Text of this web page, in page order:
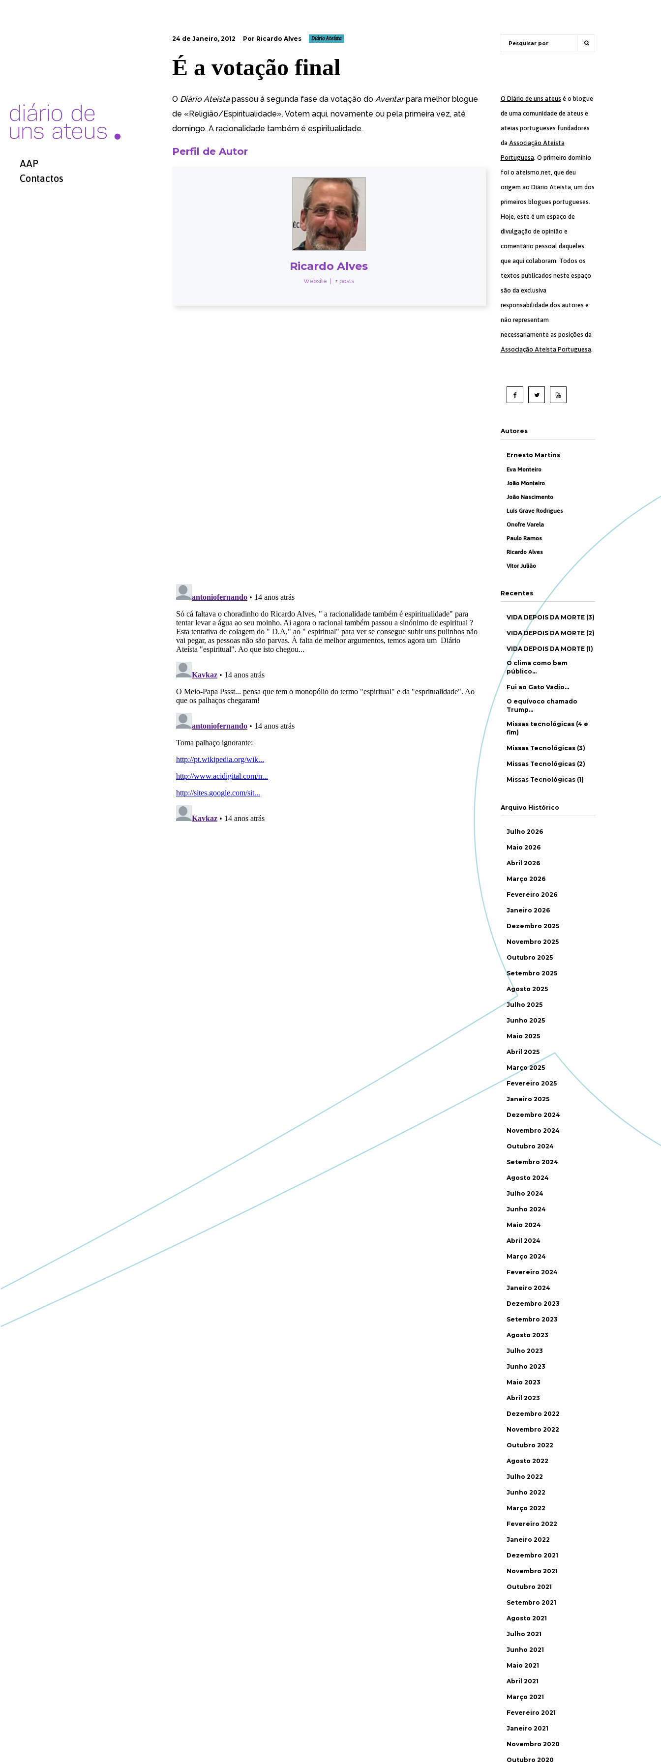
AAP
Contactos
24 de Janeiro, 2012 Por Ricardo Alves Diário Ateísta
É a votação final
O Diário Ateístapassou à segunda fase da votação do Aventarpara melhor blogue
de «Religião/Espiritualidade».Votem aqui, novamente ou pela primeira vez, até
domingo. A racionalidade também é espiritualidade.
Perfil de Autor
Ricardo Alves
Website + posts
O Diário de uns ateus é o blogue
de uma comunidade de ateus e
ateias portugueses fundadores
da Associação Ateísta
Portuguesa. O primeiro domínio
foi o ateismo.net, que deu
origem ao Diário Ateísta, um dos
primeiros blogues portugueses.
Hoje, este é um espaço de
divulgação de opinião e
comentário pessoal daqueles
que aqui colaboram. Todos os
textos publicados neste espaço
são da exclusiva
responsabilidade dos autores e
não representam
necessariamente as posições da
Associação Ateísta Portuguesa.
Autores
Ernesto Martins
Eva Monteiro
João Monteiro
João Nascimento
Luís Grave Rodrigues
Onofre Varela
Paulo Ramos
Ricardo Alves
Vítor Julião
Recentes
VIDA DEPOIS DA MORTE (3)
VIDA DEPOIS DA MORTE (2)
VIDA DEPOIS DA MORTE (1)
O clima como bem
público…
Fui ao Gato Vadio…
O equívoco chamado
Trump…
Missas tecnológicas (4 e
fim)
Missas Tecnológicas (3)
Missas Tecnológicas (2)
Missas Tecnológicas (1)
Arquivo Histórico
Julho 2026
Maio 2026
Abril 2026
Março 2026
Fevereiro 2026
Janeiro 2026
Dezembro 2025
Novembro 2025
Outubro 2025
Setembro 2025
Agosto 2025
Julho 2025
Junho 2025
Maio 2025
Abril 2025
Março 2025
Fevereiro 2025
Janeiro 2025
Dezembro 2024
Novembro 2024
Outubro 2024
Setembro 2024
Agosto 2024
Julho 2024
Junho 2024
Maio 2024
Abril 2024
Março 2024
Fevereiro 2024
Janeiro 2024
Dezembro 2023
Setembro 2023
Agosto 2023
Julho 2023
Junho 2023
Maio 2023
Abril 2023
Dezembro 2022
Novembro 2022
Outubro 2022
Agosto 2022
Julho 2022
Junho 2022
Março 2022
Fevereiro 2022
Janeiro 2022
Dezembro 2021
Novembro 2021
Outubro 2021
Setembro 2021
Agosto 2021
Julho 2021
Junho 2021
Maio 2021
Abril 2021
Março 2021
Fevereiro 2021
Janeiro 2021
Novembro 2020
Outubro 2020